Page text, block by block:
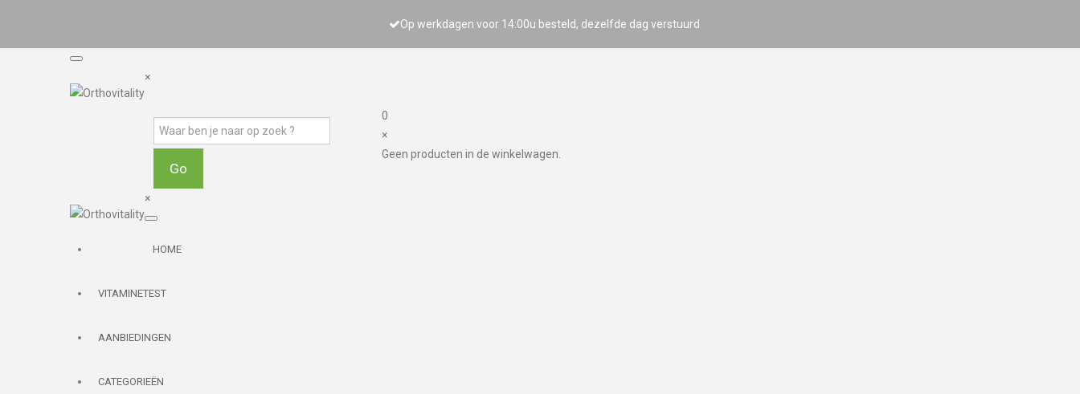
Op werkdagen voor 14:00u besteld, dezelfde dag verstuurd
×
0
×
Geen producten in de winkelwagen.
×
HOME
VITAMINETEST
AANBIEDINGEN
CATEGORIEËN